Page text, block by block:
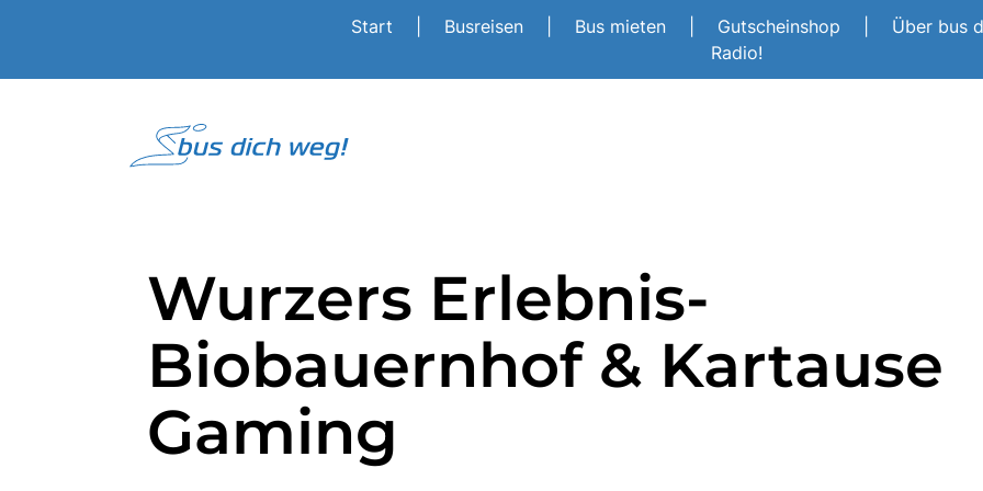
Start Busreisen Bus mieten Gutscheinshop Über bus
Radio!
Wurzers Erlebnis-
Biobauernhof & Kartause
Gaming